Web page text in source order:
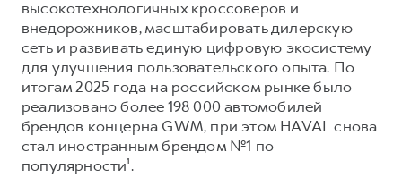
H7
от 3 799 000 ₽
H9
от 4 799 000 ₽
высокотехнологичных кроссоверов и
внедорожников, масштабировать дилерскую
сеть и развивать единую цифровую экосистему
для улучшения пользовательского опыта. По
итогам 2025 года на российском рынке было
реализовано более 198 000 автомобилей
брендов концерна GWM, при этом HAVAL снова
стал иностранным брендом №1 по
популярности¹.